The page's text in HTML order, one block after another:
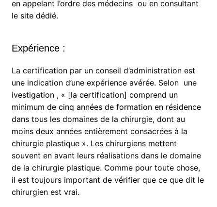
en appelant l’ordre des médecins ou en consultant
le site dédié.
Expérience :
La certification par un conseil d’administration est
une indication d’une expérience avérée. Selon une
ivestigation , « [la certification] comprend un
minimum de cinq années de formation en résidence
dans tous les domaines de la chirurgie, dont au
moins deux années entièrement consacrées à la
chirurgie plastique ». Les chirurgiens mettent
souvent en avant leurs réalisations dans le domaine
de la chirurgie plastique. Comme pour toute chose,
il est toujours important de vérifier que ce que dit le
chirurgien est vrai.